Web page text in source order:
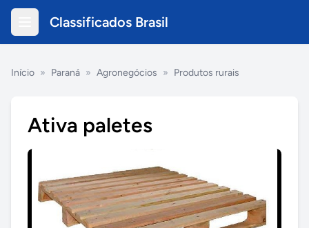
Classificados Brasil
Início » Paraná » Agronegócios » Produtos rurais
Ativa paletes